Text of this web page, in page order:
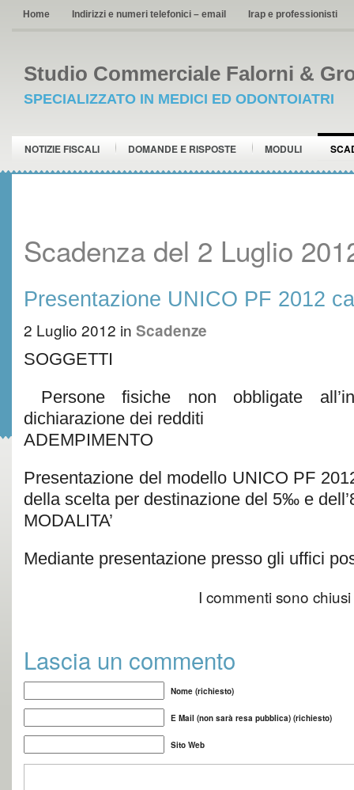
Home Indirizzi e numeri telefonici – email Irap e professionisti
Studio Commerciale Falorni &
SPECIALIZZATO IN MEDICI ED ODONTOIATRI
NOTIZIE FISCALI DOMANDE E RISPOSTE MODULI
Scadenza del 2 Luglio
Presentazione UNICO PF 2012
2 Luglio 2012 in Scadenze
SOGGETTI
Persone fisiche non obbligate
dichiarazione dei redditi
ADEMPIMENTO
Presentazione del modello UNICO PF
della scelta per destinazione del 5‰ e
MODALITA’
Mediante presentazione presso gli uffici
I commenti sono chiusi
Lascia un commento
Nome (richiesto)
E Mail (non sarà resa pubblica) (richiesto)
Sito Web